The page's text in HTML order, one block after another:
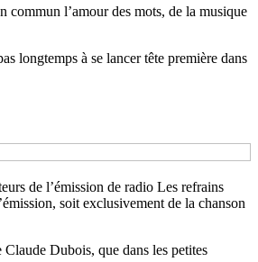
l’amour des mots, de la musique
longtemps à se lancer tête première dans
de l’émission de radio Les refrains
soit exclusivement de la chanson
Dubois, que dans les petites